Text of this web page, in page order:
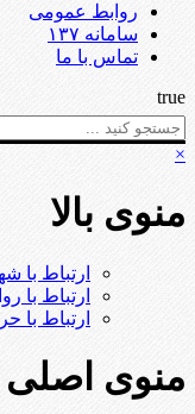
روابط عمومی
سامانه ۱۳۷
تماس با ما
true
×
منوی بالا
ارتباط با
ارتباط با
ارتباط با
منوی اصلی